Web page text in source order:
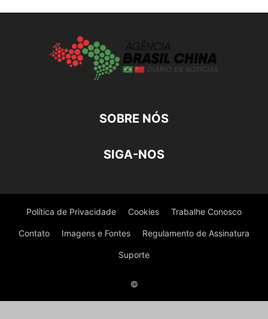
SOBRE NÓS
SIGA-NOS
Política de Privacidade Cookies Trabalhe Conosco
Contato Imagens e Fontes Regulamento de Assinatura
Suporte
©